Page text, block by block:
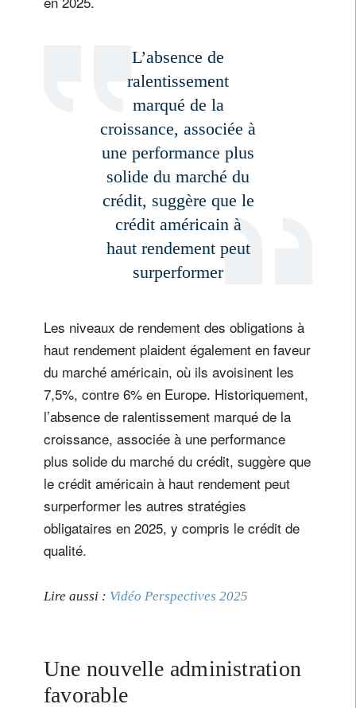
L’absence de
ralentissement
marqué de la
croissance, associée à
une performance plus
solide du marché du
crédit, suggère que le
crédit américain à
haut rendement peut
surperformer
Les niveaux de rendement des obligations à
haut rendement plaident également en faveur
du marché américain, où ils avoisinent les
7,5%, contre 6% en Europe. Historiquement,
l’absence de ralentissement marqué de la
croissance, associée à une performance
plus solide du marché du crédit, suggère que
le crédit américain à haut rendement peut
surperformer les autres stratégies
obligataires en 2025, y compris le crédit de
qualité.
Lire aussi : Vidéo Perspectives 2025
Une nouvelle administration
favorable